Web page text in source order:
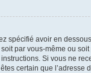
spécifié avoir en
par vous-même ou
Si vous ne
certain que l’adresse